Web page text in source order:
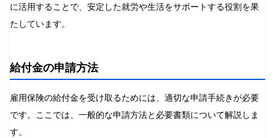
に活用することで、安定した就労や生活をサポートする役割を果
たしています。
給付金の申請方法
雇用保険の給付金を受け取るためには、適切な申請手続きが必要
です。ここでは、一般的な申請方法と必要書類について解説しま
す。